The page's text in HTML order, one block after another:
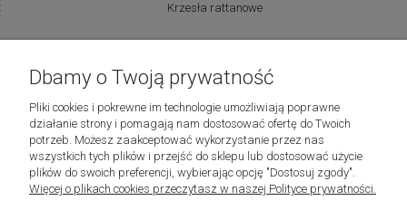
Krzesła rattanowe
Riviera Maison
Laboni
Dbamy o Twoją prywatność
Pliki cookies i pokrewne im technologie umożliwiają poprawne
działanie strony i pomagają nam dostosować ofertę do Twoich
potrzeb. Możesz zaakceptować wykorzystanie przez nas
wszystkich tych plików i przejść do sklepu lub dostosować użycie
plików do swoich preferencji, wybierając opcję "Dostosuj zgody".
Więcej o plikach cookies przeczytasz w naszej Polityce prywatności.